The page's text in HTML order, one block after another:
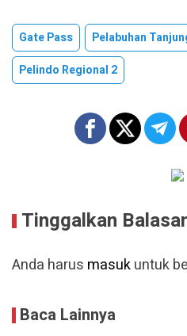
Gate Pass
Pelabuhan
Pelindo Regional 2
Tinggalkan
Anda harus masukuntuk
Baca Lainnya